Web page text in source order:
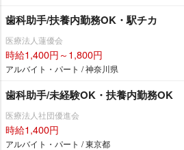
歯科助手/扶養内勤務OK・駅チカ
医療法人蓮優会
時給1,400円～1,800円
アルバイト・パート / 神奈川県
歯科助手/未経験OK・扶養内勤務OK
医療法人社団優進会
時給1,400円
アルバイト・パート / 東京都